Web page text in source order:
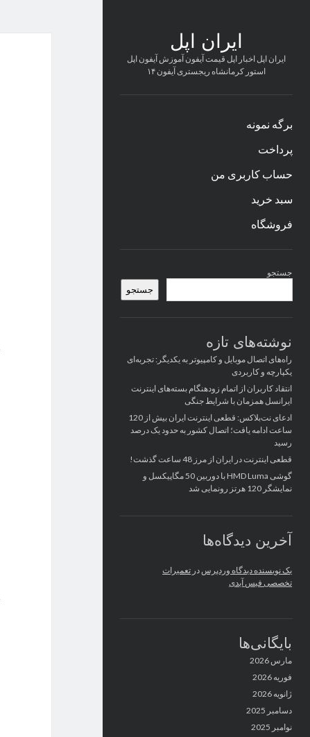
ایران اپل
ایران اپل اخبار اپل قیمت آیفون آموزش آیفون اپل
استور کرمانشاه ریجستری آیفون ۱۴
برگه نمونه
پرداخت
حساب کاربری من
سبد خرید
فروشگاه
کناری
جستجو
جستجو
نوشته‌های تازه
راه‌های اتصال موبایل و کامپیوتر به یکدیگر: تجربه‌ای
یکپارچه و کاربردی
انتقاد کاربران از اتمام زودهنگام بسته‌های اینترنت
ایرانسل همزمان با شرایط جنگی
ادعای نت‌بلاکس: قطعی اینترنت ایران بیش از 120
ساعت ادامه یافت؛ اتصال کشور به حدود یک درصد
رسید
قطعی اینترنت در ایران از مرز 48 ساعت گذشت!
گوشی HMD Luma با دوربین 50 مگاپیکسل و
نمایشگر 120 هرتز رونمایی شد
آخرین دیدگاه‌ها
یک نویسنده دیدگاه وردپرس در تعمیرات
تخصصی فیس آیدی
بایگانی‌ها
مارس 2026
فوریه 2026
ژانویه 2026
دسامبر 2025
نوامبر 2025